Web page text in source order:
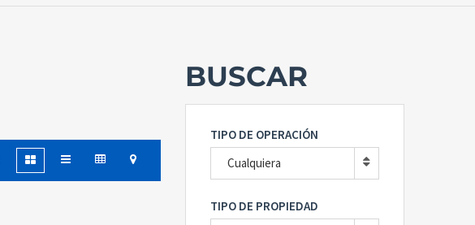
BUSCAR
TIPO DE OPERACIÓN
Cualquiera
TIPO DE PROPIEDAD